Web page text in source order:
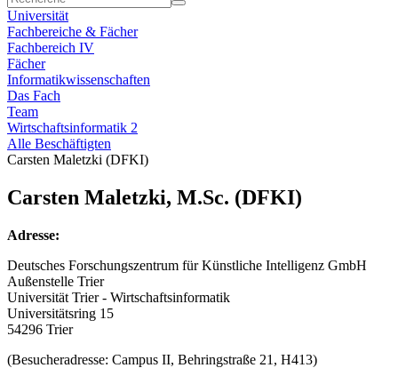
Universität
Fachbereiche & Fächer
Fachbereich IV
Fächer
Informatikwissenschaften
Das Fach
Team
Wirtschaftsinformatik 2
Alle Beschäftigten
Carsten Maletzki (DFKI)
Carsten Maletzki, M.Sc. (DFKI)
Adresse:
Deutsches Forschungszentrum für Künstliche Intelligenz GmbH
Außenstelle Trier
Universität Trier - Wirtschaftsinformatik
Universitätsring 15
54296 Trier
(Besucheradresse: Campus II, Behringstraße 21, H413)